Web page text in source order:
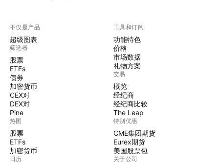
不仅是产品
超级图表
筛选器
股票
ETFs
债券
加密货币
CEX对
DEX对
Pine
热图
股票
ETFs
加密货币
日历
工具和订阅
功能特色
价格
市场数据
礼物方案
交易
概览
经纪商
经纪商比较
The Leap
特别优惠
CME集团期货
Eurex期货
美国股票包
关于公司